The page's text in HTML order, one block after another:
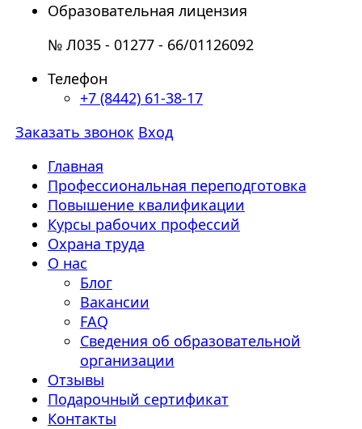
Образовательная лицензия
№ Л035 - 01277 - 66/01126092
Телефон
+7 (8442) 61-38-17
Заказать звонок Вход
Главная
Профессиональная переподготовка
Повышение квалификации
Курсы рабочих профессий
Охрана труда
О нас
Блог
Вакансии
FAQ
Сведения об образовательной
организации
Отзывы
Подарочный сертификат
Контакты